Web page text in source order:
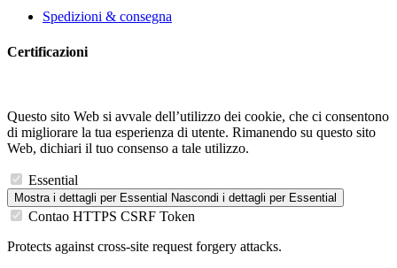
Spedizioni & consegna
Certificazioni
Questo sito Web si avvale dell’utilizzo dei cookie, che ci consentono
di migliorare la tua esperienza di utente. Rimanendo su questo sito
Web, dichiari il tuo consenso a tale utilizzo.
Essential
Mostra i dettagli per Essential Nascondi i dettagli per Essential
Contao HTTPS CSRF Token
Protects against cross-site request forgery attacks.